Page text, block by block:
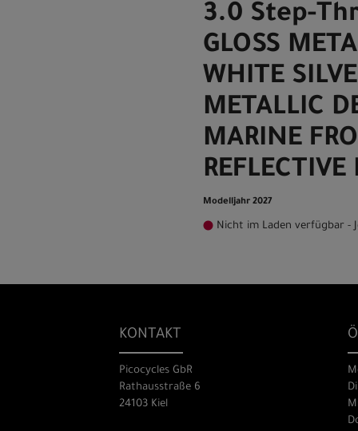
3.0 Step-
GLOSS
WHITE
METALLIC
MARINE
REFLECTIVE
Modelljahr 2027
Nicht im Laden verfügbar -
KONTAKT
Picocycles GbR
Rathausstraße 6
24103 Kiel